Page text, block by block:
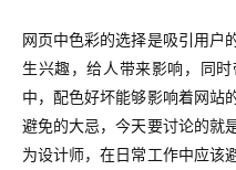
网页中色彩的选择是吸引用户
生兴趣，给人带来影响，同
中，配色好坏能够影响着网站
避免的大忌，今天要讨论的就
为设计师，在日常工作中应该